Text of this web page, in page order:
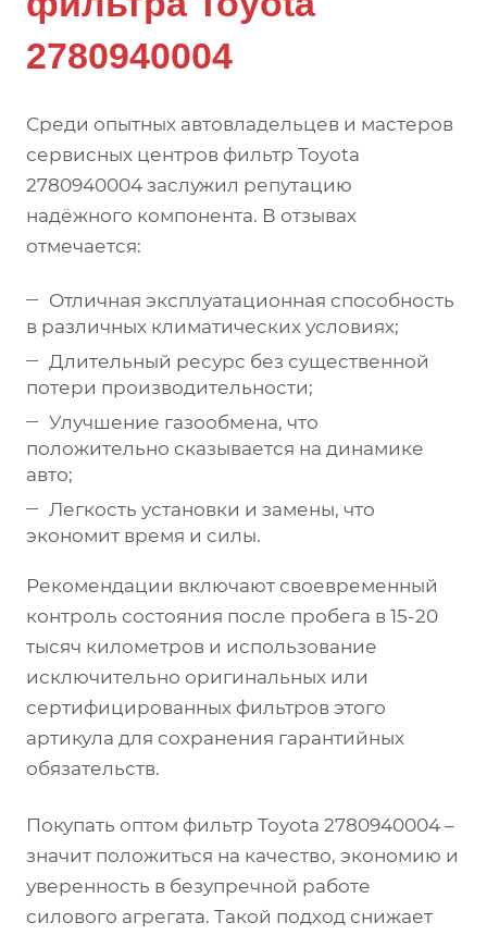
2780940004
Среди опытных автовладельцев и мастеров
сервисных центров фильтр Toyota
2780940004 заслужил репутацию
надёжного компонента. В отзывах
отмечается:
Отличная эксплуатационная способность
в различных климатических условиях;
Длительный ресурс без существенной
потери производительности;
Улучшение газообмена, что
положительно сказывается на динамике
авто;
Легкость установки и замены, что
экономит время и силы.
Рекомендации включают своевременный
контроль состояния после пробега в 15-20
тысяч километров и использование
исключительно оригинальных или
сертифицированных фильтров этого
артикула для сохранения гарантийных
обязательств.
Покупать оптом фильтр Toyota 2780940004 –
значит положиться на качество, экономию и
уверенность в безупречной работе
силового агрегата. Такой подход снижает